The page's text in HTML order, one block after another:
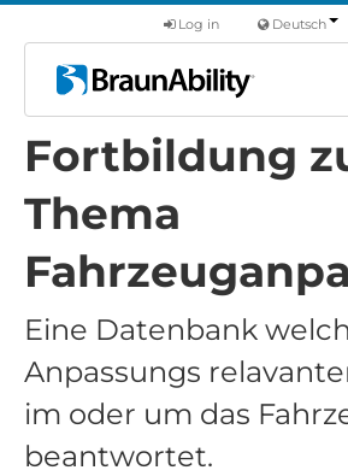
Deutsch
Log in
Fortbildung
Nutzfahrzeuge
Über uns
Finde einen Händler
Fortbildung
Thema
Eine Datenbank
Anpassungs
im oder um das
beantwortet.